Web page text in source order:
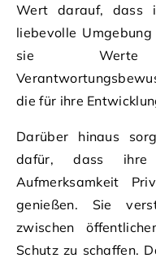
Wert darauf, dass
liebevolle
sie
die für ihre
Darüber hinaus
dafür, dass ihre
Aufmerksamkeit
genießen. Sie
zwischen
Schutz zu schaffen.